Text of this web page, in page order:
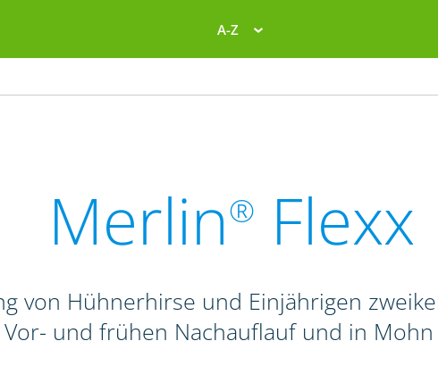
A-Z
Merlin® Flexx
von Hühnerhirse und Einjährigen
Vor- und frühen Nachauflauf und in